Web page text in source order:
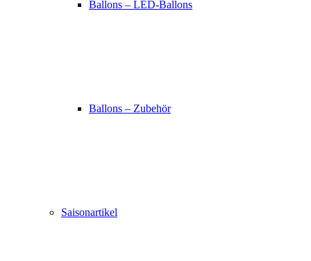
Ballons – LED-Ballons
Ballons – Zubehör
Saisonartikel